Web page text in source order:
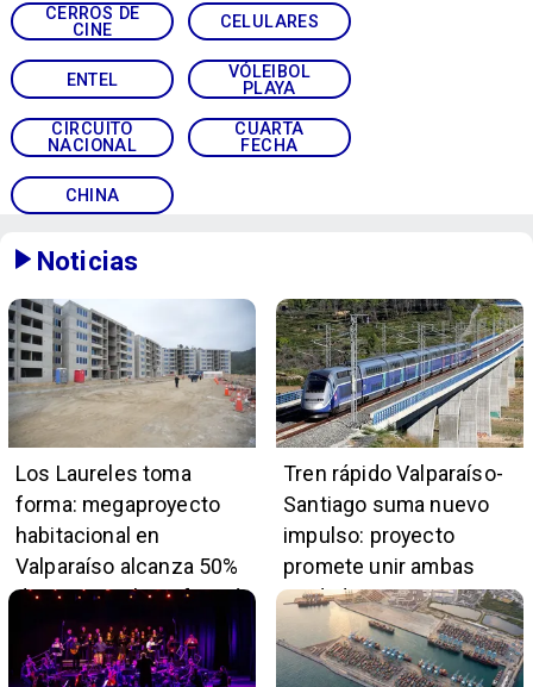
CERROS DE
CINE
CELULARES
ENTEL
VÓLEIBOL
PLAYA
CIRCUITO
NACIONAL
CUARTA
FECHA
CHINA
Noticias
Los Laureles toma
forma: megaproyecto
habitacional en
Valparaíso alcanza 50%
de avance y beneficiará
a 396 familias
Tren rápido Valparaíso-
Santiago suma nuevo
impulso: proyecto
promete unir ambas
ciudades en 45 minutos